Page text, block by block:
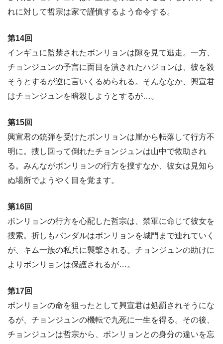
れに対して哲宗は家で謹慎するよう命令する。
第14回
インギュに監禁されたボンリョンは隙を見て逃走。一方、
チョンジュンの予言に面目を潰されたハジョンは、彼を殺
そうとするが逆に言いくるめられる。そんななか、興宣君
はチョンジュンを暗殺しようとするが…。
第15回
興宣君の銃弾を受けたボンリョンは崖から転落して行方不
明に。捜し回って倒れたチョンジュンは山中で救助され
る。みんながボンリョンの行方を捜すなか、彼女は見知ら
ぬ場所でようやく目を覚ます。
第16回
ボンリョンの行方を心配した哲宗は、禁軍に命じて彼女を
捜索。折しもバンダルはボンリョンを城門まで連れていく
が、キム一族の私兵に襲撃される。チョンジュンの助けに
よりボンリョンは保護されるが…。
第17回
ボンリョンの命を狙ったとして興宣君は処罰されそうにな
るが、チョンジュンの機転で九死に一生を得る。その後、
チョンジュンは哲宗から、ボンリョンとの身分の違いを忘